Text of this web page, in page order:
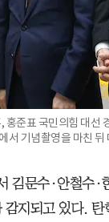
준표 국민의힘 대선
서 기념촬영을 마친
김문수·안철수
지되고 있다.